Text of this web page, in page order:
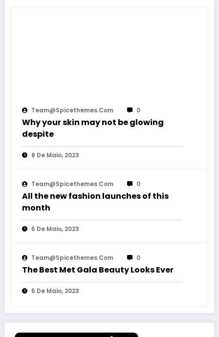
Team@spicethemes.com 0
Why your skin may not be glowing
despite
8 De Maio, 2023
Team@spicethemes.com 0
All the new fashion launches of this
month
5 De Maio, 2023
Team@spicethemes.com 0
The Best Met Gala Beauty Looks Ever
5 De Maio, 2023